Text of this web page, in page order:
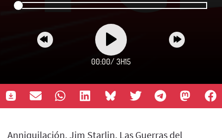
00:00/ 3H15
Anniquilación, Jim Starlin, Las Guerras del